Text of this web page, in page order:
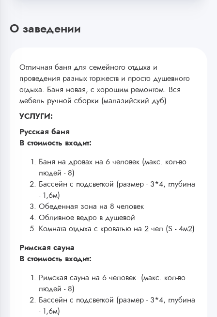
О заведении
Отличная баня для семейного отдыха и
проведения разных торжеств и просто душевного
отдыха. Баня новая, с хорошим ремонтом. Вся
мебель ручной сборки (малазийский дуб)
УСЛУГИ:
Русская баня
В стоимость входит:
Баня на дровах на 6 человек (макс. кол-во
людей - 8)
Бассейн с подсветкой (размер - 3*4, глубина
- 1,6м)
Обеденная зона на 8 человек
Обливное ведро в душевой
Комната отдыха с кроватью на 2 чел (S - 4м2)
Римская сауна
В стоимость входит:
Римская сауна на 6 человек (макс. кол-во
людей - 8)
Бассейн с подсветкой (размер - 3*4, глубина
- 1,6м)